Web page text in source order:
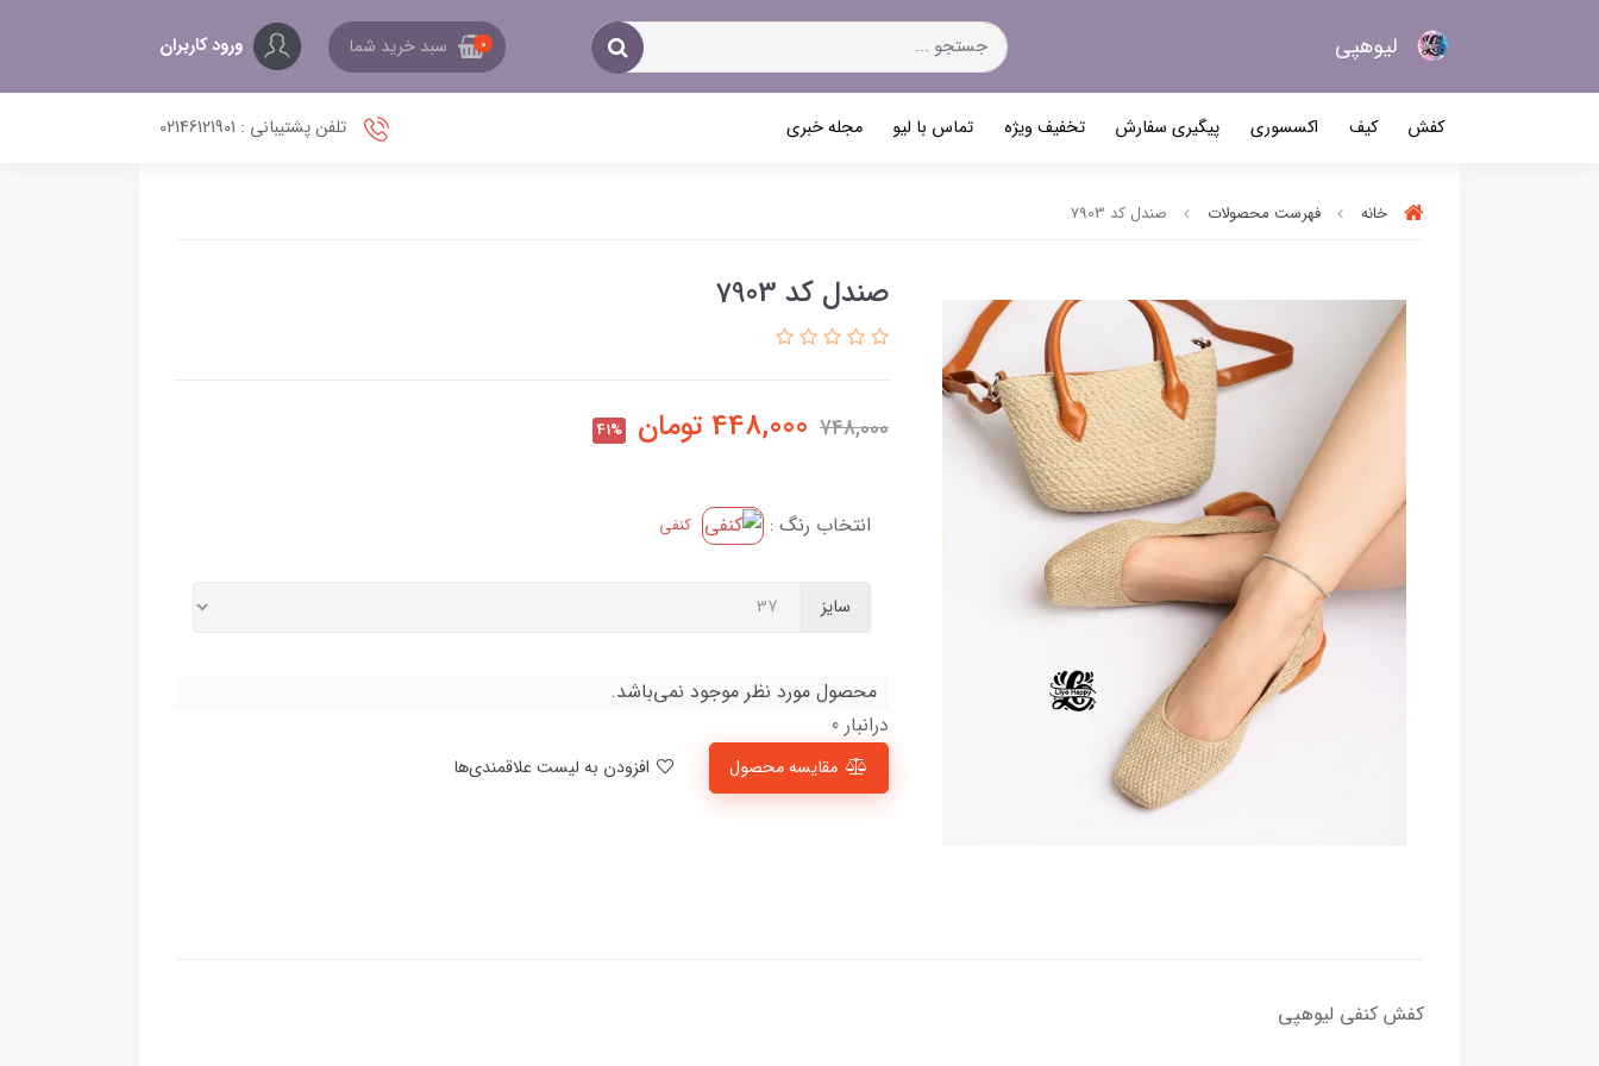
لیو‌هپی 0 سبد خرید شما ورود کاربران
کفش کیف اکسسوری پیگیری سفارش تخفیف ویژه تماس با لیو مجله خبری تلفن پشتیبانی : 02146121901
خانه فهرست محصولات صندل کد 7903
صندل کد 7903
748,000
448,000 تومان 41%
انتخاب رنگ : کنفی
سایز
محصول مورد نظر موجود نمی‌باشد.
درانبار 0
مقایسه محصول
کفش کنفی لیوهپی